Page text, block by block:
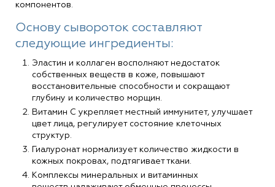
компонентов.
Основу сывороток составляют
следующие ингредиенты:
Эластин и коллаген восполняют недостаток
собственных веществ в коже, повышают
восстановительные способности и сокращают
глубину и количество морщин.
Витамин С укрепляет местный иммунитет, улучшает
цвет лица, регулирует состояние клеточных
структур.
Гиалуронат нормализует количество жидкости в
кожных покровах, подтягивает ткани.
Комплексы минеральных и витаминных